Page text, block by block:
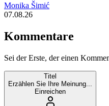
Monika Šimić
07.08.26
Kommentare
Sei der Erste, der einen
Titel
Erzählen Sie Ihre Meinung...
Einreichen